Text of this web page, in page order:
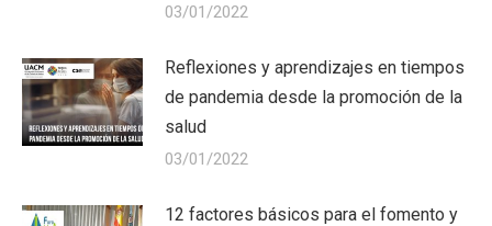
03/01/2022
Reflexiones y aprendizajes en tiempos
de pandemia desde la promoción de la
salud
03/01/2022
12 factores básicos para el fomento y